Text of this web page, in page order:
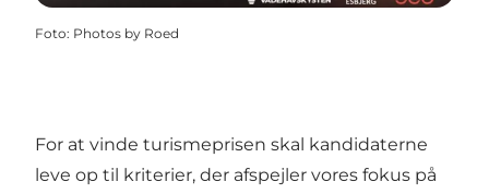
Foto: Photos by Roed
For at vinde turismeprisen skal kandidaterne
leve op til kriterier, der afspejler vores fokus på